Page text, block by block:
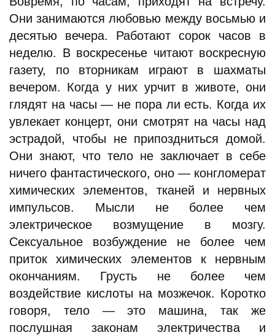
Они занимаются любовью между восьмью и
десятью вечера. Работают сорок часов в
неделю. В воскресенье читают воскресную
газету, по вторникам играют в шахматы
вечером. Когда у них урчит в животе, они
глядят на часы — не пора ли есть. Когда их
увлекает концерт, они смотрят на часы над
эстрадой, чтобы не припоздниться домой.
Они знают, что тело не заключает в себе
ничего фантастического, оно — конгломерат
химических элементов, тканей и нервных
импульсов. Мысли не более чем
электрическое возмущение в мозгу.
Сексуальное возбуждение не более чем
приток химических элементов к нервным
окончаниям. Грусть не более чем
воздействие кислоты на мозжечок. Коротко
говоря, тело — это машина, так же
послушная законам электричества и